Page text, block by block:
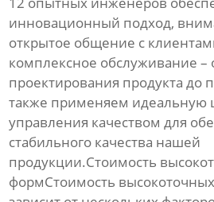
инновационный подход,
открытое общение с
комплексное обслуживание –
проектирования продукта до
также применяем идеальную
управления качеством для
стабильного качества нашей
продукции.Стоимость
формСтоимость